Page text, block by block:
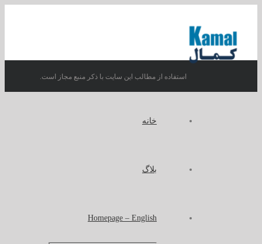
خانه
بلاگ
Homepage – English
استفاده از مطالب این سایت با ذکر منبع مجاز است.